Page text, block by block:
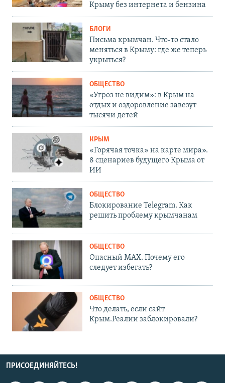
Крыму без интернета и бензина
БЛОГИ
Письма крымчан. Что-то стало
меняться в Крыму: где же теперь
укрыться?
ОБЩЕСТВО
«Угроз не видим»: в Крым на
отдых и оздоровление завезут
тысячи детей
КРЫМ
«Горячая точка» на карте мира».
8 сценариев будущего Крыма от
ИИ
ОБЩЕСТВО
Блокирование Telegram. Как
решить проблему крымчанам
ОБЩЕСТВО
Опасный MAX. Почему его
следует избегать?
ОБЩЕСТВО
Что делать, если сайт
Крым.Реалии заблокировали?
ПРИСОЕДИНЯЙТЕСЬ!